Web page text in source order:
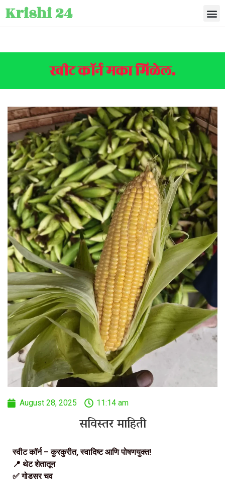
Krishi 24
स्वीट कॉर्न मका मिळेल.
August 28, 2025 11:14 am
सविस्तर माहिती
स्वीट कॉर्न – कुरकुरीत, स्वादिष्ट आणि पोषणयुक्त!
📍 थेट शेतातून
✅ गोडसर चव